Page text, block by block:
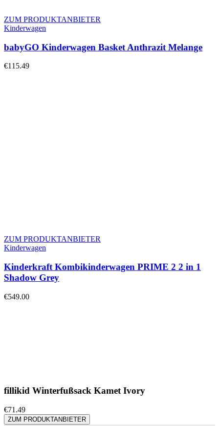
ZUM PRODUKTANBIETER
Kinderwagen
babyGO Kinderwagen Basket Anthrazit Melange
€115.49
ZUM PRODUKTANBIETER
Kinderwagen
Kinderkraft Kombikinderwagen PRIME 2 2 in 1
Shadow Grey
€549.00
fillikid Winterfußsack Kamet Ivory
€71.49
ZUM PRODUKTANBIETER